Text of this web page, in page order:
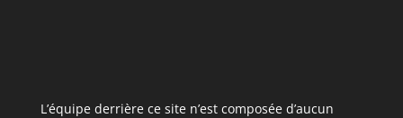
L’équipe derrière ce site n’est composée d’aucun